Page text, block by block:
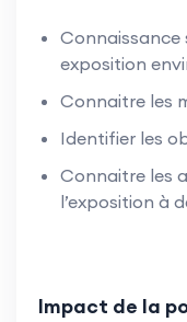
Connaissance
exposition
Connaitre les
Identifier les
Connaitre les
l’exposition à
Impact de la